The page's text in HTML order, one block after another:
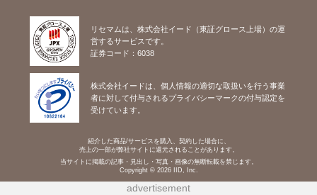
リセマムは、株式会社イード（東証グロース上場）の運
営するサービスです。
証券コード：6038
株式会社イードは、個人情報の適切な取扱いを行う事業
者に対して付与されるプライバシーマークの付与認定を
受けています。
紹介した商品/サービスを購入、契約した場合に、
売上の一部が弊社サイトに還元されることがあります。
当サイトに掲載の記事・見出し・写真・画像の無断転載を禁じます。
Copyright © 2026 IID, Inc.
advertisement